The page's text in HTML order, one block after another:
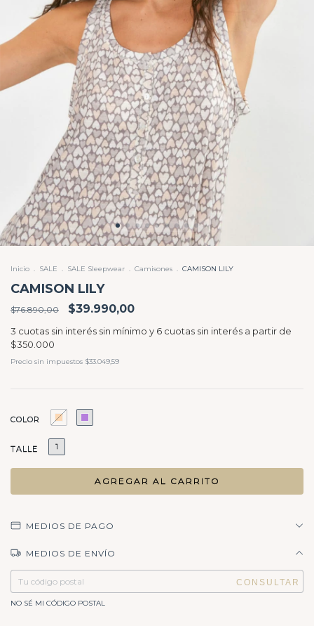
Inicio . SALE . SALE Sleepwear . Camisones . CAMISON LILY
CAMISON LILY
$76.890,00 $39.990,00
Precio sin impuestos $33.049,59
COLOR
TALLE 1
MEDIOS DE PAGO
MEDIOS DE ENVÍO
Entregas para el CP: CAMBIAR CP
NO SÉ MI CÓDIGO POSTAL